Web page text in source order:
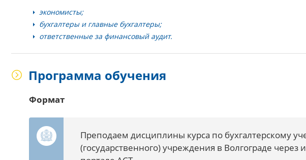
экономисты;
бухгалтеры и главные бухгалтеры;
ответственные за финансовый аудит.
Программа обучения
Формат
Преподаем дисциплины курса по бухгалтерскому
(государственного) учреждения в Волгограде через